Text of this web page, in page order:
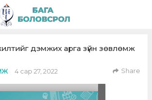
дэмжих арга зүйн зөвлөмж
4 сар 27, 2022 Share